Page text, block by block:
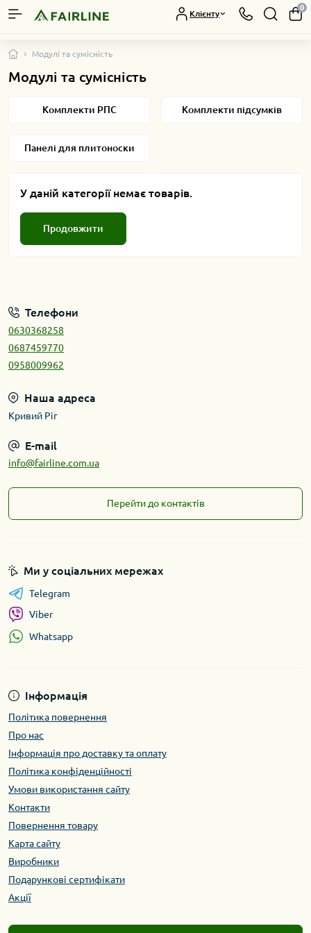
Клієнту
0
Модулі та сумісність
Модулі та сумісність
Комплекти РПС Комплекти підсумків
Панелі для плитоноски
У даній категорії немає товарів.
Продовжити
Телефони
0630368258
0687459770
0958009962
Наша адреса
Кривий Ріг
E-mail
info@fairline.com.ua
Перейти до контактів
Інформація
Політика повернення
Про нас
Інформація про доставку та оплату
Політика конфіденційності
Умови використання сайту
Контакти
Повернення товару
Карта сайту
Виробники
Подарункові сертифікати
Акції
Ми у соціальних мережах
Telegram
Viber
Whatsapp